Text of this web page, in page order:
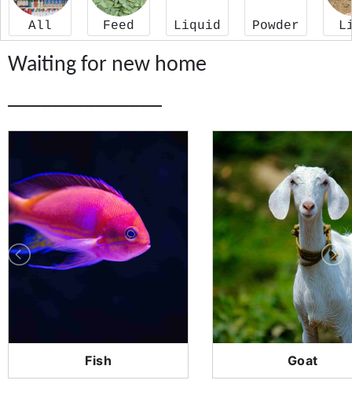
All Feed Liquid Powder
Waiting for new home
Fish Goat